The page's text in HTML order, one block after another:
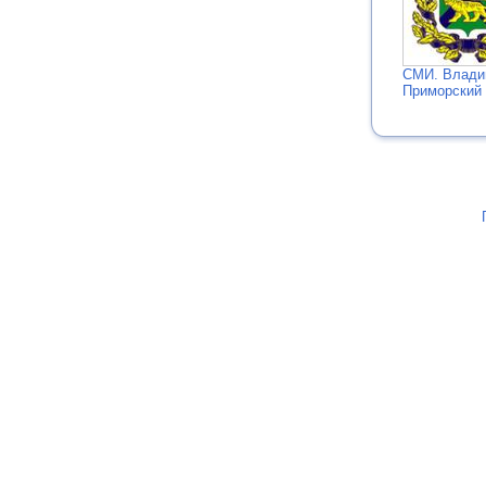
СМИ.
Приморский